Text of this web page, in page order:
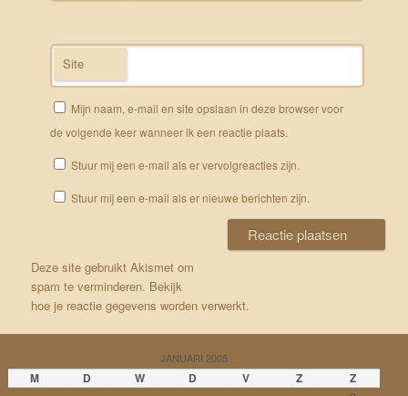
Site
Mijn naam, e-mail en site opslaan in deze browser voor
de volgende keer wanneer ik een reactie plaats.
Stuur mij een e-mail als er vervolgreacties zijn.
Stuur mij een e-mail als er nieuwe berichten zijn.
Deze site gebruikt Akismet om
spam te verminderen. Bekijk
hoe je reactie gegevens worden verwerkt.
JANUARI 2005
M D W D V Z
Z